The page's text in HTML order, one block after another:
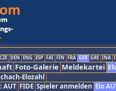
CZE DEN ENG ESP FAI FIN FRA GER GRE INA
Foto-Galerie Meldekartei
Elozahl
AUT FIDE Spieler anmelden Elo